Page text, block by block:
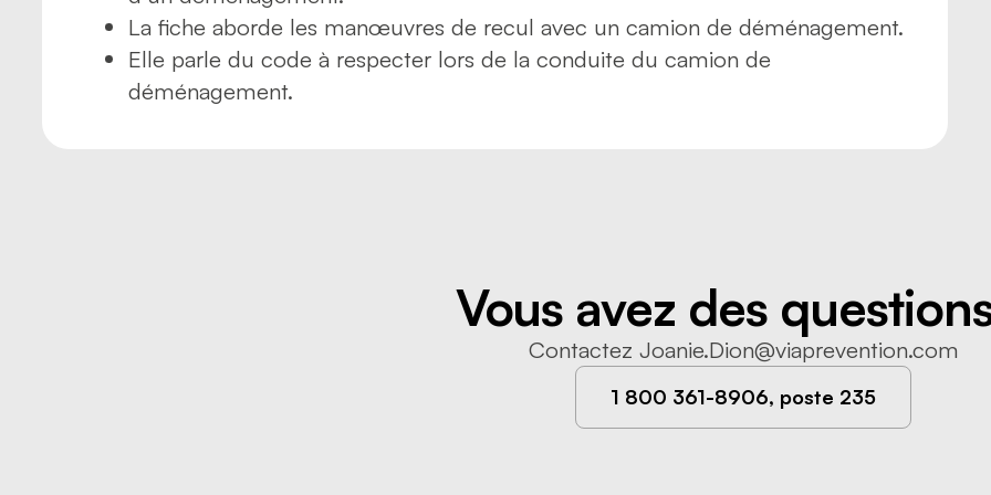
La fiche aborde les manœuvres de recul avec un camion de déménagement.
Elle parle du code à respecter lors de la conduite du camion de
déménagement.
Vous avez des
Contactez Joanie.Dion@viaprevention.com
1 800 361-8906, poste 235